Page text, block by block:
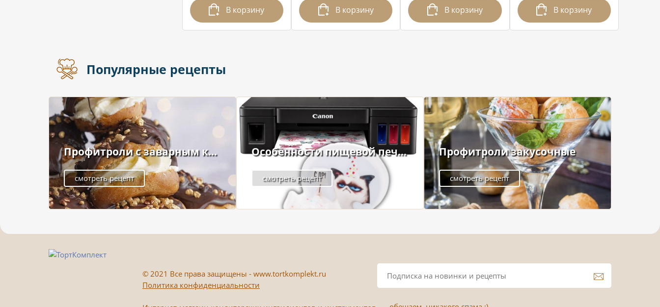
В корзину В корзину В корзину В корзину
Популярные рецепты
Профитроли с заварным к...
смотреть рецепт
Особенности пищевой печ...
смотреть рецепт
Профитроли закусочные
смотреть рецепт
© 2021 Все права защищены - www.tortkomplekt.ru
Политика конфиденциальности